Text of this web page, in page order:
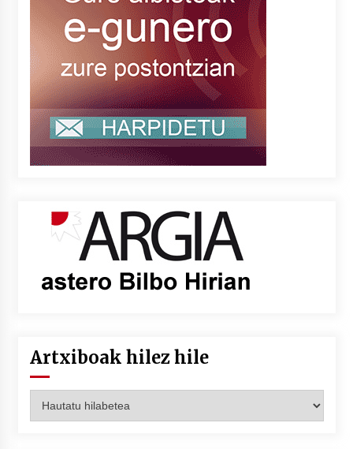
Artxiboak hilez hile
hilez